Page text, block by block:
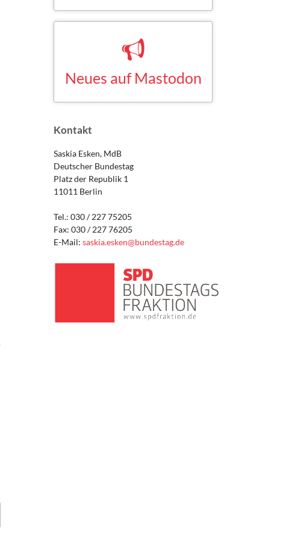
Neues auf Mastodon
Saskia Esken bei Mastodon
MASTODON
Kontakt
Saskia Esken, MdB
Deutscher Bundestag
Platz der Republik 1
11011 Berlin
Tel.: 030 / 227 75205
Fax: 030 / 227 76205
E-Mail:saskia.esken@bundestag.de